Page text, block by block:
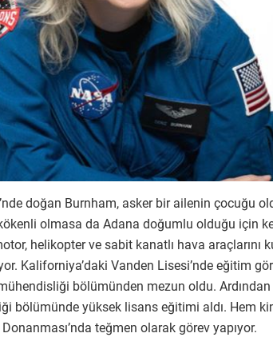
doğan Burnham, asker bir ailenin çocuğu
olmasa da Adana doğumlu olduğu için
helikopter ve sabit kanatlı hava araçlarını
Kaliforniya’daki Vanden Lisesi’nde eğitim
bölümünden mezun oldu.
bölümünde yüksek lisans eğitimi aldı. Hem
teğmen olarak görev yapıyor.